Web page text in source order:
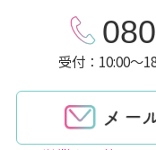
受付：10:00～